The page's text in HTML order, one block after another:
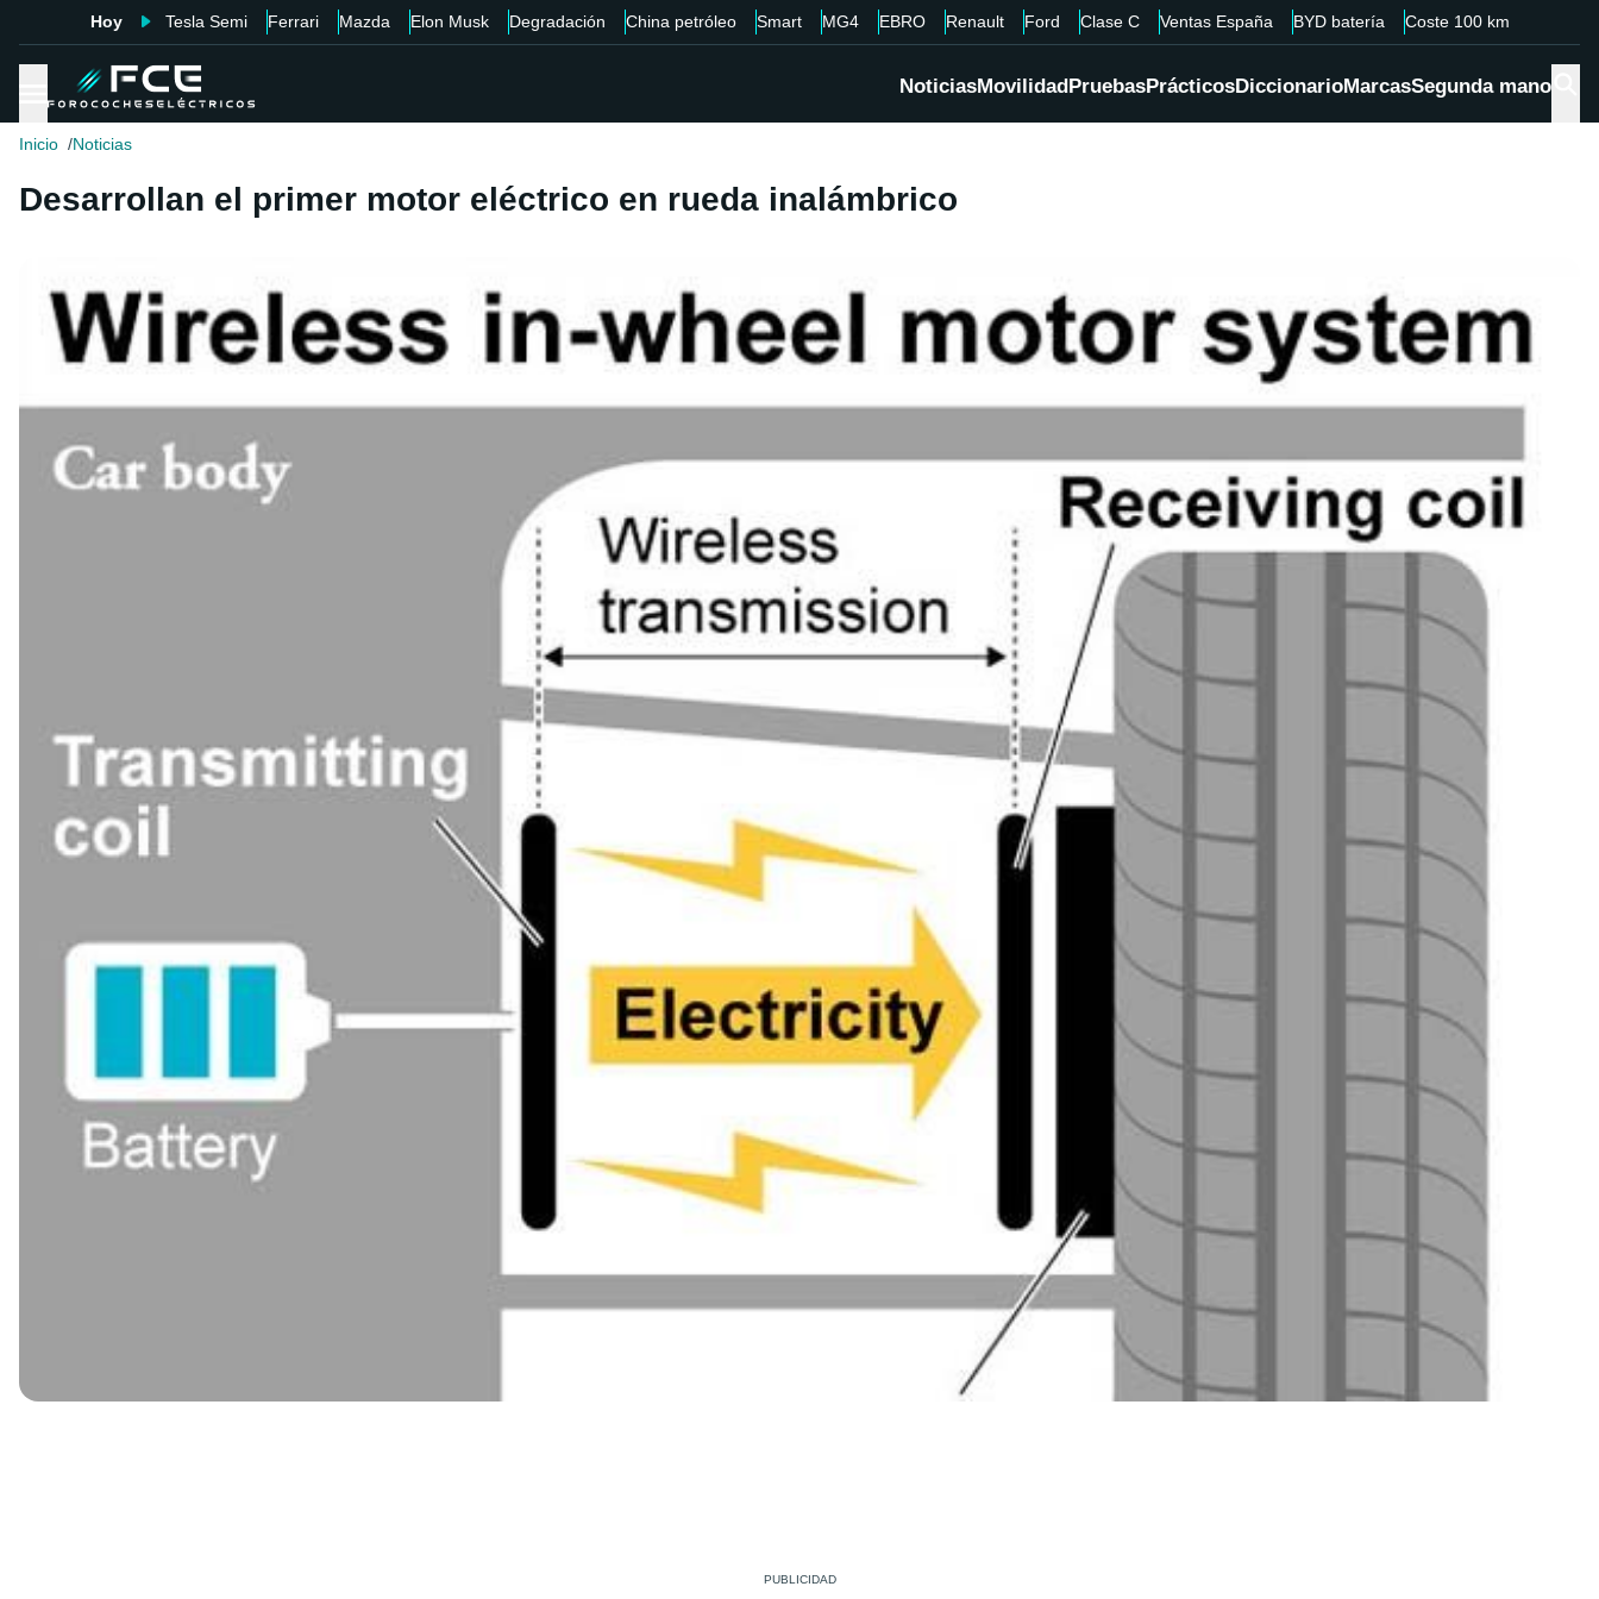
Hoy Tesla Semi Ferrari Mazda Elon Musk Degradación China petróleo Smart MG4 EBRO Renault Ford Clase C Ventas España BYD batería Coste 100 km
NoticiasMovilidadPruebasPrácticosDiccionarioMarcasSegunda mano
Inicio Noticias
Desarrollan el primer motor eléctrico en rueda inalámbrico